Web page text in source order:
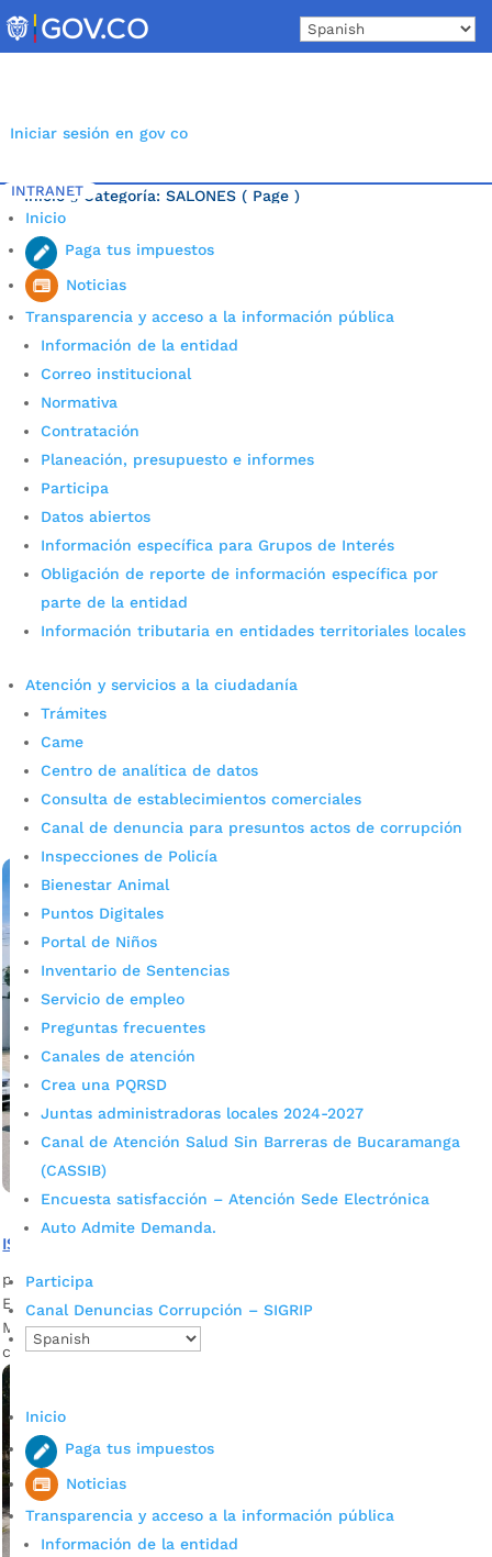
to
content
Iniciar sesión en gov co
INTRANET
Inicio
Paga tus impuestos
Noticias
Transparencia y acceso a la información pública
Información de la entidad
Correo institucional
Normativa
Contratación
Planeación, presupuesto e informes
Participa
Datos abiertos
Información específica para Grupos de Interés
Obligación de reporte de información específica por
parte de la entidad
Información tributaria en entidades territoriales locales
Atención y servicios a la ciudadanía
Trámites
Came
Centro de analítica de datos
Consulta de establecimientos comerciales
Canal de denuncia para presuntos actos de corrupción
Inspecciones de Policía
Bienestar Animal
Puntos Digitales
Portal de Niños
Inventario de Sentencias
Servicio de empleo
Preguntas frecuentes
Canales de atención
Crea una PQRSD
Juntas administradoras locales 2024-2027
Canal de Atención Salud Sin Barreras de Bucaramanga
(CASSIB)
Encuesta satisfacción – Atención Sede Electrónica
Auto Admite Demanda.
Participa
Canal Denuncias Corrupción – SIGRIP
Inicio
Paga tus impuestos
Noticias
Transparencia y acceso a la información pública
Información de la entidad
Inicio 5 Categoría: SALONES ( Page )
Última noticia.
Se rindió homenaje a los
veteranos de la guerra de Corea
por admin_prensa
La Secretaría de Planeación participó en el homenaje a
los veteranos de la guerra de Corea. La Secretaría de
Planeación participó en el homenaje realizado a los
veteranos de la Guerra de Corea. Un...
ISABU reactivó el servicio móvil de mamografías
poradmin_prensa
El ISABU informa que se reactivó la Unidad Móvil de
Mamografías, la cual retoma su recorrido por los diferentes
centro de salud.